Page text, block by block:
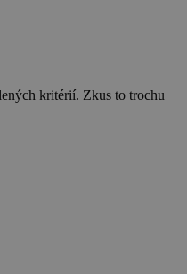
kritérií. Zkus to trochu